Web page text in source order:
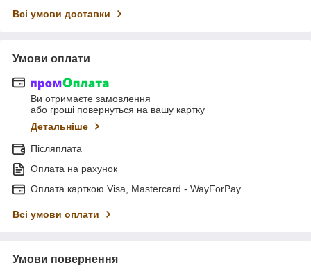
Всі умови доставки
Умови оплати
Ви отримаєте замовлення
або гроші повернуться на вашу картку
Детальніше
Післяплата
Оплата на рахунок
Оплата карткою Visa, Mastercard - WayForPay
Всі умови оплати
Умови повернення